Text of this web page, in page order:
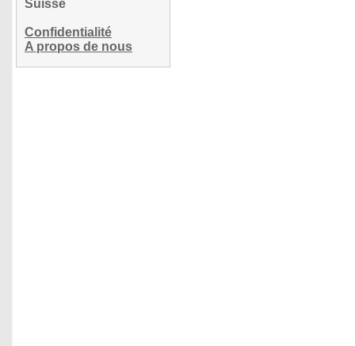
Suisse
Confidentialité
A propos de nous